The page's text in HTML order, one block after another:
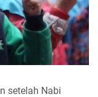
setelah Nabi